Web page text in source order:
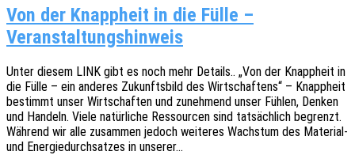
Von der Knappheit in die Fülle –
Veranstaltungshinweis
Unter diesem LINK gibt es noch mehr Details.. „Von der Knapp­heit in
die Fülle – ein ande­res Zukunfts­bild des Wirt­schaf­tens“ – Knapp­heit
bestimmt unser Wirt­schaf­ten und zuneh­mend unser Fühlen, Denken
und Handeln. Viele natür­li­che Ressour­cen sind tatsäch­lich begrenzt.
Während wir alle zusam­men jedoch weite­res Wachs­tum des Mate­­ri­al-
und Ener­gie­durch­sat­zes in unserer…